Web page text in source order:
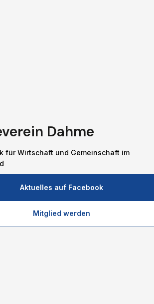
Dahme
für Wirtschaft und Gemeinschaft im
Aktuelles auf Facebook
Mitglied werden